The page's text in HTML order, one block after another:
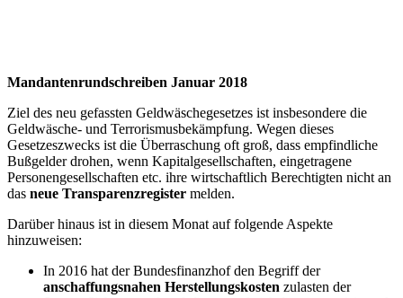
Mandantenrundschreiben Januar 2018
Ziel des neu gefassten Geldwäschegesetzes ist insbesondere die
Geldwäsche- und Terrorismusbekämpfung. Wegen dieses
Gesetzeszwecks ist die Überraschung oft groß, dass empfindliche
Bußgelder drohen, wenn Kapitalgesellschaften, eingetragene
Personengesellschaften etc. ihre wirtschaftlich Berechtigten nicht an
das neue Transparenzregister melden.
Darüber hinaus ist in diesem Monat auf folgende Aspekte
hinzuweisen:
In 2016 hat der Bundesfinanzhof den Begriff der
anschaffungsnahen Herstellungskosten zulasten der